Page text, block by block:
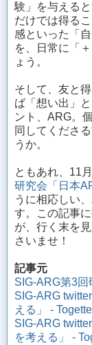
験」を与える
だけでは得る
感といった「
を、日常に「
ょう。
そして、友と
ば「想い出」
ント、ARG。
同してくださ
うか。
ともあれ、11
研究会「日本
うに相応しい
す。この記事
が、行く末を
さいませ！
記事元
SIG-ARG第3回
SIG-ARG
える」 -
SIG-ARG
を考える」 -